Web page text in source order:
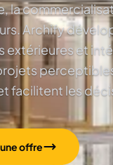
la
Archify
extérieures et
facilitent les
offre